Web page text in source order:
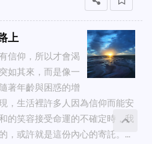
上
信仰，所以才會渴
如其來，而是像一
著年齡與困惑的增
，生活裡許多人因為信仰而能安
的笑容接受命運的不確定時，我
，或許就是這份內心的寄託。...